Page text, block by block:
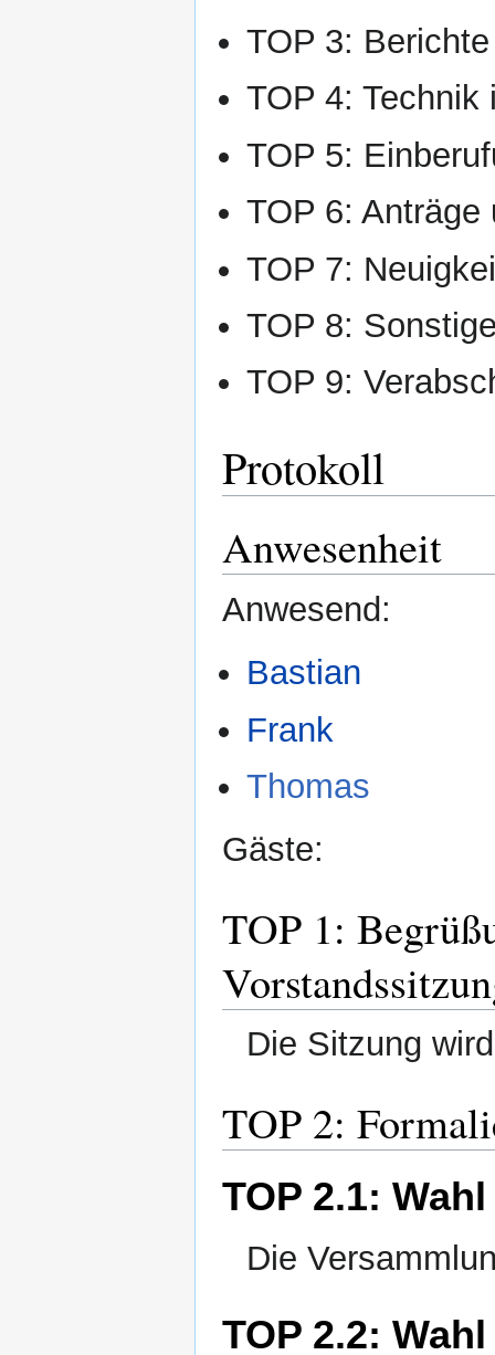
TOP 3:
TOP 4:
TOP 5:
TOP 6: Anträge
TOP 7:
TOP 8:
TOP 9:
Protokoll
Anwesenheit
Anwesend:
Bastian
Frank
Thomas
Gäste:
TOP 1:
Die Sitzung
TOP 2:
TOP 2.1:
Die
TOP 2.2: